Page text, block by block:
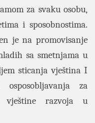
za svaku osobu,
i sposobnostima.
je na promovisanje
sa smetnjama u
sticanja vještina I
za
vještine razvoja u